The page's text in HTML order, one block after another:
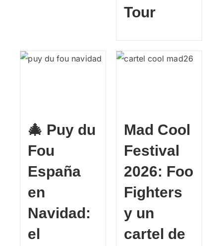
Tour
🎄 Puy du
Fou
España
en
Navidad:
el
Mad Cool
Festival
2026: Foo
Fighters
y un
cartel de